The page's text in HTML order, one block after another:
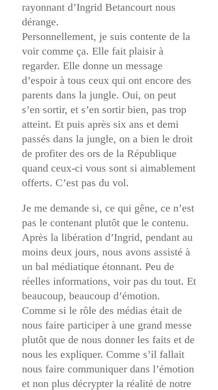
rayonnant d’Ingrid Betancourt nous
dérange.
Personnellement, je suis contente de la
voir comme ça. Elle fait plaisir à
regarder. Elle donne un message
d’espoir à tous ceux qui ont encore des
parents dans la jungle. Oui, on peut
s’en sortir, et s’en sortir bien, pas trop
atteint. Et puis après six ans et demi
passés dans la jungle, on a bien le droit
de profiter des ors de la République
quand ceux-ci vous sont si aimablement
offerts. C’est pas du vol.
Je me demande si, ce qui gêne, ce n’est
pas le contenant plutôt que le contenu.
Après la libération d’Ingrid, pendant au
moins deux jours, nous avons assisté à
un bal médiatique étonnant. Peu de
réelles informations, voir pas du tout. Et
beaucoup, beaucoup d’émotion.
Comme si le rôle des médias était de
nous faire participer à une grand messe
plutôt que de nous donner les faits et de
nous les expliquer. Comme s’il fallait
nous faire communiquer dans l’émotion
et non plus décrypter la réalité de notre